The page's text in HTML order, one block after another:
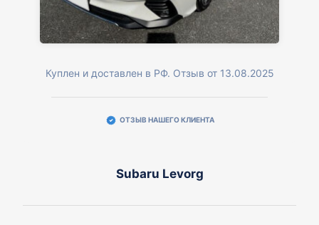
Куплен и доставлен в РФ. Отзыв от 13.08.2025
ОТЗЫВ НАШЕГО КЛИЕНТА
Subaru Levorg